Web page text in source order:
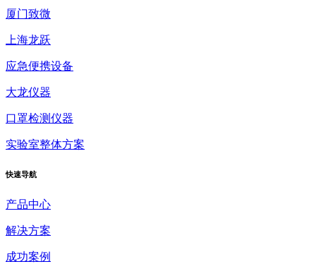
厦门致微
上海龙跃
应急便携设备
大龙仪器
口罩检测仪器
实验室整体方案
快速导航
产品中心
解决方案
成功案例